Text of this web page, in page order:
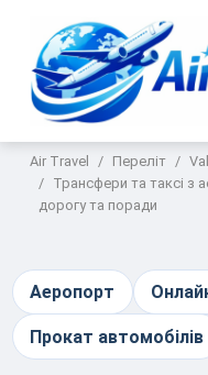
Air Travel Переліт
Трансфери та таксі з
дорогу та поради
Аеропорт
Прокат автомобілів